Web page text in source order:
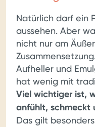
Natürlich darf ein
aussehen. Aber
nicht nur am
Aufheller und
hat wenig mit
Viel wichtiger ist,
anfühlt, schmeckt
Das gilt